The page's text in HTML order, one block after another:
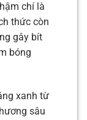
chí là
thức còn
gây bít
bóng
xanh từ
sâu